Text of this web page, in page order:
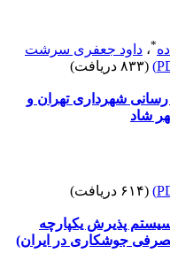
،داود جعفری سرشت
(۸۳۳ دریافت)
شهرداری تهران و
شاد
(۶۱۴ دریافت)
پذیرش یکپارچه
جوشکاری در ایران)